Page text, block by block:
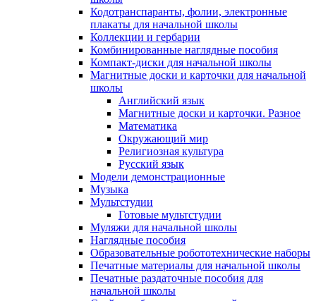
Кодотранспаранты, фолии, электронные
плакаты для начальной школы
Коллекции и гербарии
Комбинированные наглядные пособия
Компакт-диски для начальной школы
Магнитные доски и карточки для начальной
школы
Английский язык
Магнитные доски и карточки. Разное
Математика
Окружающий мир
Религиозная культура
Русский язык
Модели демонстрационные
Музыка
Мультстудии
Готовые мультстудии
Муляжи для начальной школы
Наглядные пособия
Образовательные робототехнические наборы
Печатные материалы для начальной школы
Печатные раздаточные пособия для
начальной школы